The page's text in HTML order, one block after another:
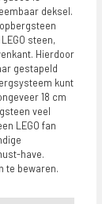
deksel.
steen,
Hierdoor
gestapeld
kunt
18 cm
veel
LEGO fan
have.
te bewaren.